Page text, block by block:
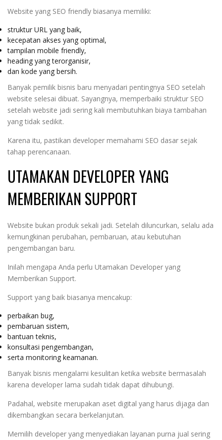
Website yang SEO friendly biasanya memiliki:
struktur URL yang baik,
kecepatan akses yang optimal,
tampilan mobile friendly,
heading yang terorganisir,
dan kode yang bersih.
Banyak pemilik bisnis baru menyadari pentingnya SEO setelah
website selesai dibuat. Sayangnya, memperbaiki struktur SEO
setelah website jadi sering kali membutuhkan biaya tambahan
yang tidak sedikit.
Karena itu, pastikan developer memahami SEO dasar sejak
tahap perencanaan.
UTAMAKAN DEVELOPER YANG
MEMBERIKAN SUPPORT
Website bukan produk sekali jadi. Setelah diluncurkan, selalu ada
kemungkinan perubahan, pembaruan, atau kebutuhan
pengembangan baru.
Inilah mengapa Anda perlu Utamakan Developer yang
Memberikan Support.
Support yang baik biasanya mencakup:
perbaikan bug,
pembaruan sistem,
bantuan teknis,
konsultasi pengembangan,
serta monitoring keamanan.
Banyak bisnis mengalami kesulitan ketika website bermasalah
karena developer lama sudah tidak dapat dihubungi.
Padahal, website merupakan aset digital yang harus dijaga dan
dikembangkan secara berkelanjutan.
Memilih developer yang menyediakan layanan purna jual sering